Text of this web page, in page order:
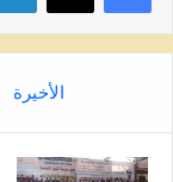
الأخيرة